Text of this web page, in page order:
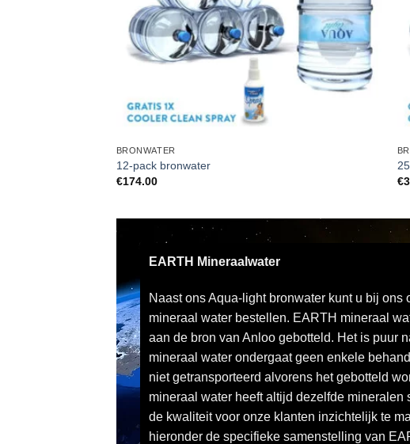
BRONWATER
12-pack bronwater
€174.00
€
EARTH Mineraalwater
Naast ons Aqua-light bronwater kunt u bij ons
mineraal water bestellen. EARTH mineraal
aan de bron van Anloo gebotteld. Het is puur
mineraal water ondergaat geen enkele
niet getransporteerd alvorens het gebotteld
mineraal water heeft altijd dezelfde mineralen
de kwaliteit voor onze klanten inzichtelijk te
hieronder de specifieke samenstelling van